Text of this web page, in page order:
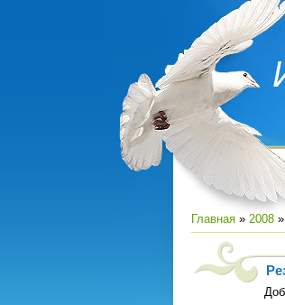
Главная » 2008 »